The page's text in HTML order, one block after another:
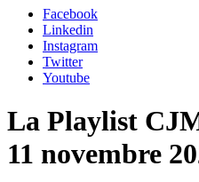
Facebook
Linkedin
Instagram
Twitter
Youtube
La Playlist
11 novembre